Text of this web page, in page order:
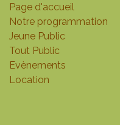
Page d'accueil
Notre programmation
Jeune Public
Tout Public
Evènements
Location